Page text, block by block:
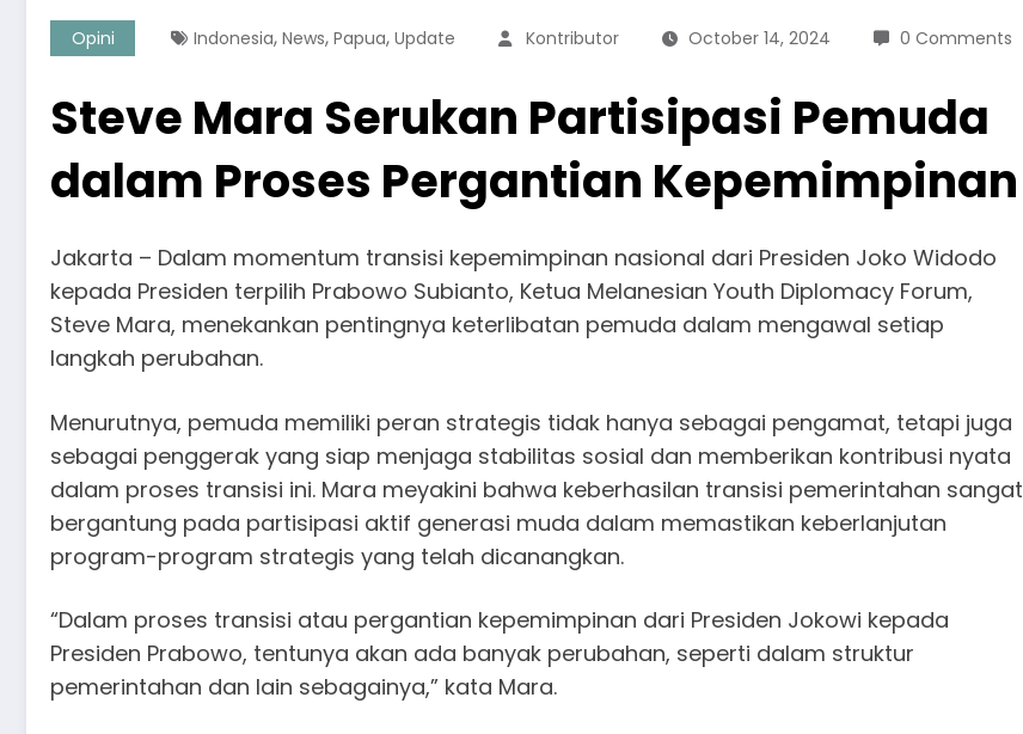
Opini Indonesia, News, Papua, Update Kontributor October 14, 2024 0 Comments
Steve Mara Serukan Partisipasi Pemuda
dalam Proses Pergantian Kepemimpinan
Jakarta – Dalam momentum transisi kepemimpinan nasional dari Presiden Joko Widodo
kepada Presiden terpilih Prabowo Subianto, Ketua Melanesian Youth Diplomacy Forum,
Steve Mara, menekankan pentingnya keterlibatan pemuda dalam mengawal setiap
langkah perubahan.
Menurutnya, pemuda memiliki peran strategis tidak hanya sebagai pengamat, tetapi juga
sebagai penggerak yang siap menjaga stabilitas sosial dan memberikan kontribusi nyata
dalam proses transisi ini. Mara meyakini bahwa keberhasilan transisi pemerintahan sangat
bergantung pada partisipasi aktif generasi muda dalam memastikan keberlanjutan
program-program strategis yang telah dicanangkan.
“Dalam proses transisi atau pergantian kepemimpinan dari Presiden Jokowi kepada
Presiden Prabowo, tentunya akan ada banyak perubahan, seperti dalam struktur
pemerintahan dan lain sebagainya,” kata Mara.